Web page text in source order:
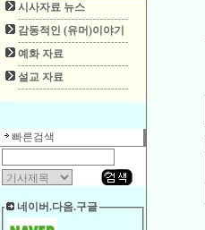
시사자료 뉴스
감동적인 (유머)이야기
예화 자료
설교 자료
빠른검색
네이버.다음.구글